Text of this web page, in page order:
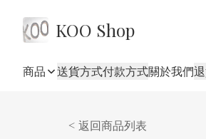
KOO Shop
商品 送貨方式付款方式關於我們
< 返回商品列表